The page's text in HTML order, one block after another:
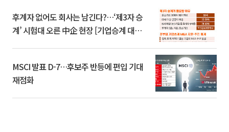
후계자 없어도 회사는 남긴다?…‘제3자 승
계’ 시험대 오른 中企 현장 [기업승계 대전
MSCI 발표 D-7…후보주 반등에 편입 기대
재점화